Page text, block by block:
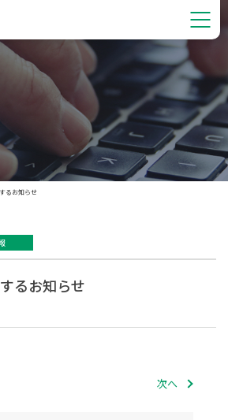
るお知らせ
るお知らせ
次へ